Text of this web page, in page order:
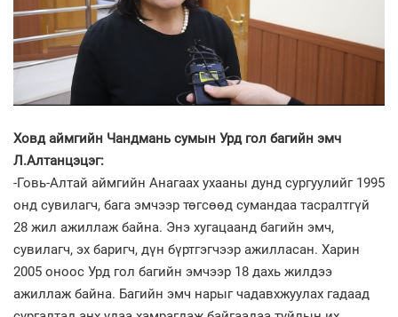
Ховд аймгийн Чандмань сумын Урд гол багийн эмч
Л.Алтанцэцэг:
-Говь-Алтай аймгийн Анагаах ухааны дунд сургуулийг 1995
онд сувилагч, бага эмчээр төгсөөд сумандаа тасралтгүй
28 жил ажиллаж байна. Энэ хугацаанд багийн эмч,
сувилагч, эх баригч, дүн бүртгэгчээр ажилласан. Харин
2005 оноос Урд гол багийн эмчээр 18 дахь жилдээ
ажиллаж байна. Багийн эмч нарыг чадавхжуулах гадаад